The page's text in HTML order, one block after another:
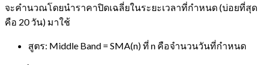
จะคำนวณโดยนำราคาปิดเฉลี่ยในระยะเวลาที่กำหนด (บ่อยที่สุด
คือ 20 วัน) มาใช้
สูตร: Middle Band = SMA(n) ที่ n คือจำนวนวันที่กำหนด